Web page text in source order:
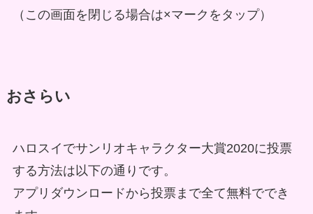
（この画面を閉じる場合は×マークをタップ）
おさらい
ハロスイでサンリオキャラクター大賞2020に投票
する方法は以下の通りです。
アプリダウンロードから投票まで全て無料ででき